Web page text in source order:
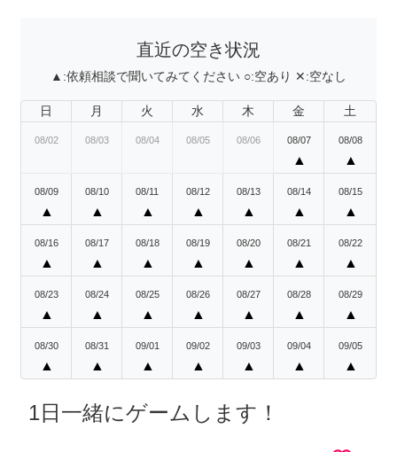
直近の空き状況
▲:依頼相談で聞いてみてください ○:空あり ✕:空なし
日 月 火 水 木 金 土
08/02 08/03 08/04 08/05 08/06 08/07
▲
08/08
▲
08/09
▲
08/10
▲
08/11
▲
08/12
▲
08/13
▲
08/14
▲
08/15
▲
08/16
▲
08/17
▲
08/18
▲
08/19
▲
08/20
▲
08/21
▲
08/22
▲
08/23
▲
08/24
▲
08/25
▲
08/26
▲
08/27
▲
08/28
▲
08/29
▲
08/30
▲
08/31
▲
09/01
▲
09/02
▲
09/03
▲
09/04
▲
09/05
▲
1日一緒にゲームします！